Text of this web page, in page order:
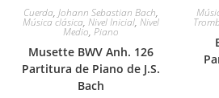
Cuerda, Johann Sebastian Bach,
Música clásica, Nivel Inicial, Nivel
Medio, Piano
Musette BWV Anh. 126
Partitura de Piano de J.S.
Bach